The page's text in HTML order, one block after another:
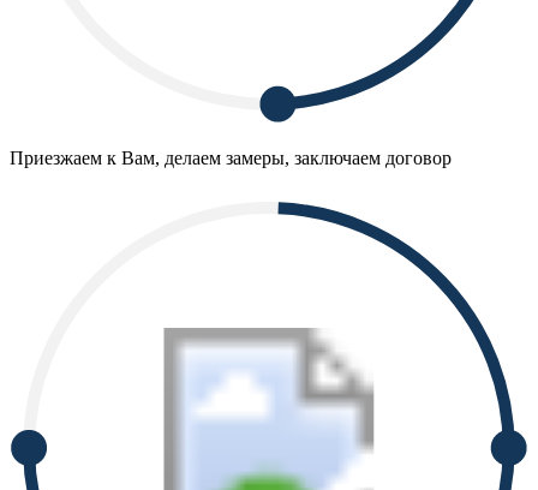
Приезжаем к Вам, делаем замеры, заключаем договор